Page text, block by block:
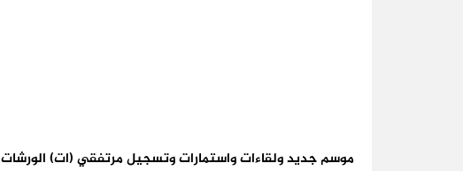
موسم جديد ولقاءات واستمارات وتسجيل مرتفقي (ات) الورشات